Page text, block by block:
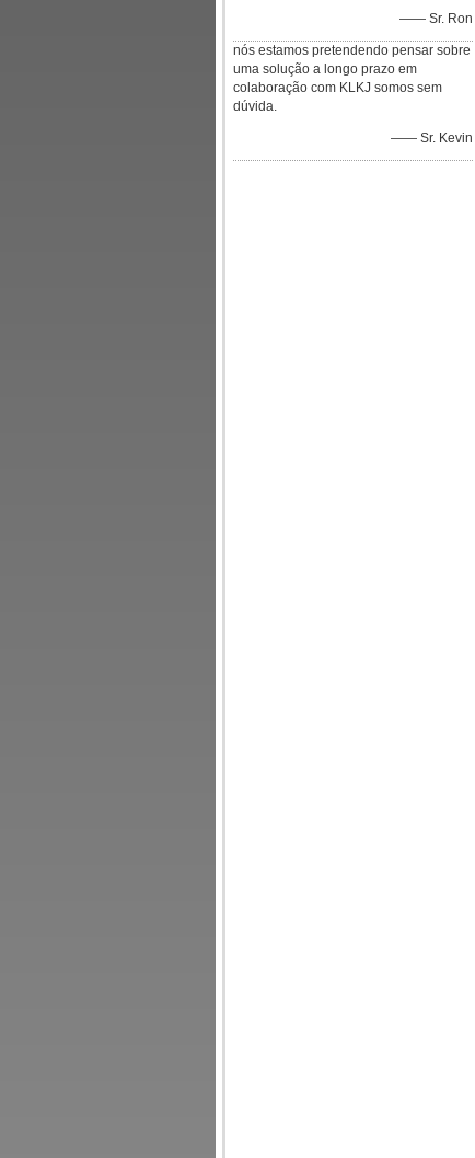
—— Sr. Ron
nós estamos pretendendo pensar sobre
uma solução a longo prazo em
colaboração com KLKJ somos sem
dúvida.
—— Sr. Kevin